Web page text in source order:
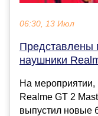
06:30, 13 Июл
Представлены
наушники
На
Realme GT 2
выпустил новые